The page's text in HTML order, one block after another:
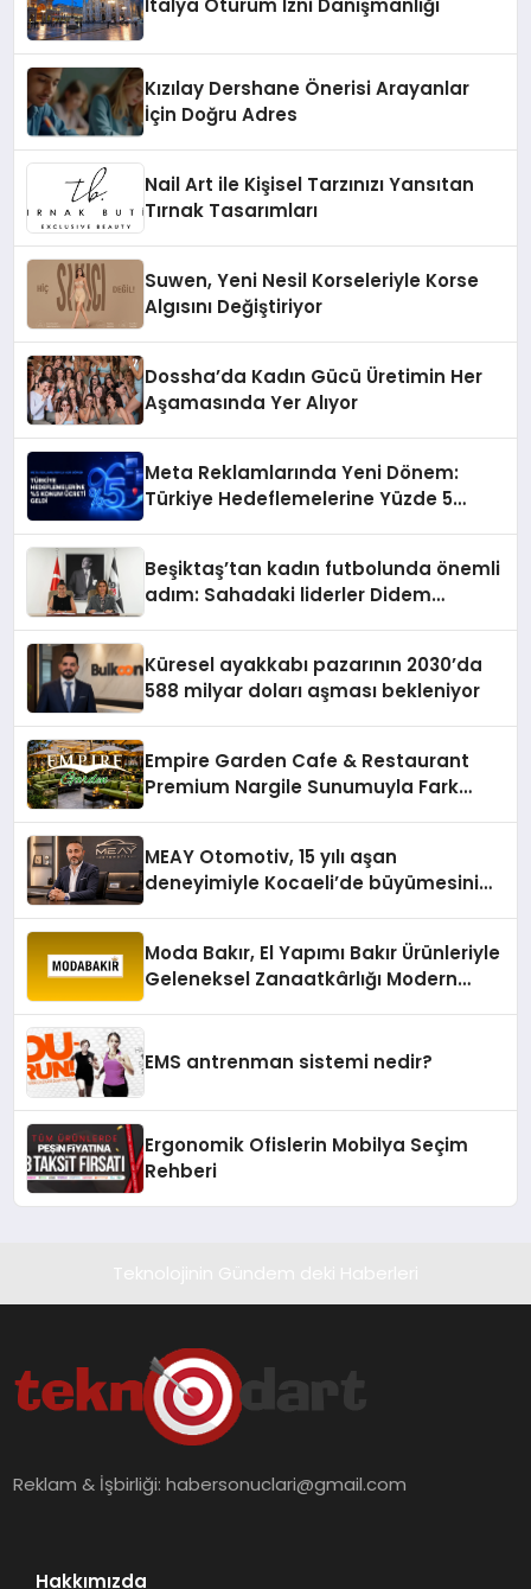
İtalya Oturum İzni Danışmanlığı
Kızılay Dershane Önerisi Arayanlar
İçin Doğru Adres
Nail Art ile Kişisel Tarzınızı Yansıtan
Tırnak Tasarımları
Suwen, Yeni Nesil Korseleriyle Korse
Algısını Değiştiriyor
Dossha’da Kadın Gücü Üretimin Her
Aşamasında Yer Alıyor
Meta Reklamlarında Yeni Dönem:
Türkiye Hedeflemelerine Yüzde 5
Beşiktaş’tan kadın futbolunda önemli
adım: Sahadaki liderler Didem
Küresel ayakkabı pazarının 2030’da
588 milyar doları aşması bekleniyor
Empire Garden Cafe & Restaurant
Premium Nargile Sunumuyla Fark
MEAY Otomotiv, 15 yılı aşan
deneyimiyle Kocaeli’de büyümesini
Moda Bakır, El Yapımı Bakır Ürünleriyle
Geleneksel Zanaatkârlığı Modern
EMS antrenman sistemi nedir?
Ergonomik Ofislerin Mobilya Seçim
Rehberi
Reklam & İşbirliği:habersonuclari@gmail.com
Hakkımızda